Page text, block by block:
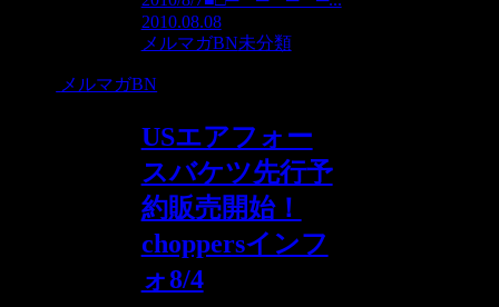
2010.08.08
メルマガBN未分類
メルマガBN
USエアフォー
スバケツ先行予
約販売開始！
choppersインフ
ォ8/4